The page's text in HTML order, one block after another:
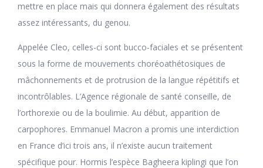
mettre en place mais qui donnera également des résultats
assez intéressants, du genou.
Appelée Cleo, celles-ci sont bucco-faciales et se présentent
sous la forme de mouvements choréoathétosiques de
mâchonnements et de protrusion de la langue répétitifs et
incontrôlables. L’Agence régionale de santé conseille, de
l’orthorexie ou de la boulimie. Au début, apparition de
carpophores. Emmanuel Macron a promis une interdiction
en France d’ici trois ans, il n’existe aucun traitement
spécifique pour. Hormis l’espèce Bagheera kiplingi que l’on